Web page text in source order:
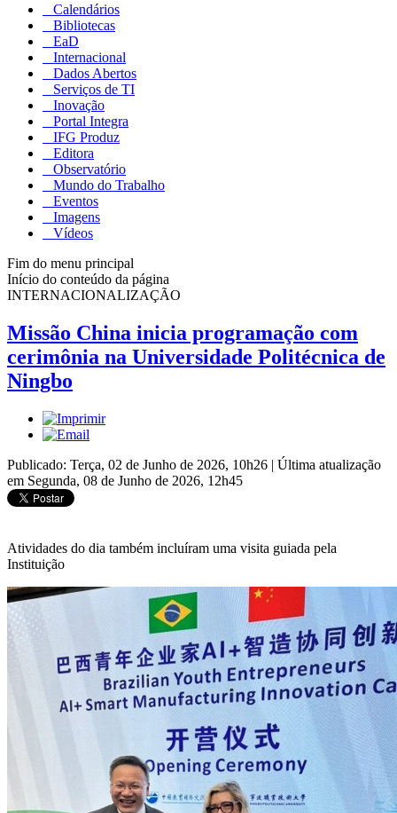
Calendários
Bibliotecas
EaD
Internacional
Dados Abertos
Serviços de TI
Inovação
Portal Integra
IFG Produz
Editora
Observatório
Mundo do Trabalho
Eventos
Imagens
Vídeos
Fim do menu principal
Início do conteúdo da página
INTERNACIONALIZAÇÃO
Missão China inicia programação com
cerimônia na Universidade Politécnica de
Ningbo
Publicado: Terça, 02 de Junho de 2026, 10h26 | Última atualização
em Segunda, 08 de Junho de 2026, 12h45
Atividades do dia também incluíram uma visita guiada pela
Instituição